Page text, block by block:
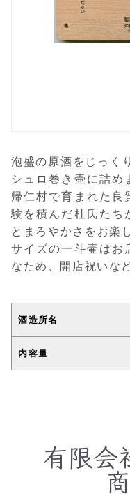
泡盛の原酒をじっく
シュロ巻き壷に詰め
帰仁村で育まれた良
験を積んだ杜氏たち
とまろやかさをお楽
サイズの一斗壷はお
なため、開店祝いな
酒造所名
内容量
有限会